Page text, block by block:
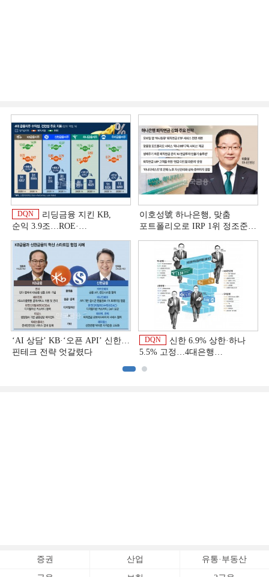
DQN
리딩금융 지킨 KB,
순익 3.9조…ROE·
상반기 금융 리그테이블]
이호성號 하나은행, 맞춤
포트폴리오로 IRP 1위 정조준
‘AI 상담’ KB·‘오픈 API’ 신한…
핀테크 전략 엇갈렸다
DQN
신한 6.9% 상한·하나
5.5% 고정…4대은행
증권 산업 유통·부동산